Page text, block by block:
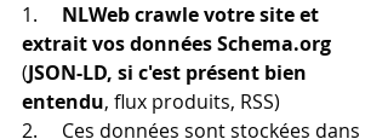
1. NLWeb crawle votre site et
extrait vos données Schema.org
(JSON-LD, si c'est présent bien
entendu, flux produits, RSS)
2.     Ces données sont stockées dans